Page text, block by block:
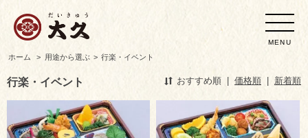
MENU
ホーム > 用途から選ぶ > 行楽・イベント
行楽・イベント おすすめ順 価格順 新着順